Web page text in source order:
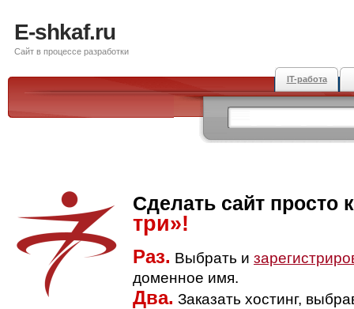
E-shkaf.ru
Сайт в процессе разработки
IT-работа
Сделать сайт просто
три»!
Раз. Выбрать и
доменное имя.
Два. Заказать хостинг,